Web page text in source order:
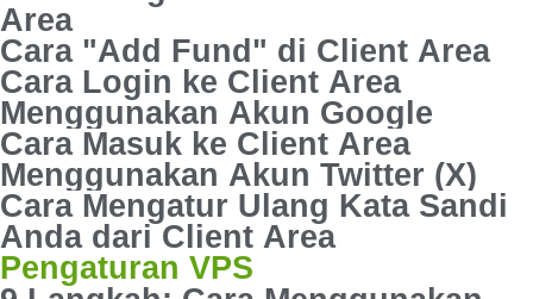
Area
Cara "Add Fund" di Client Area
Cara Login ke Client Area
Menggunakan Akun Google
Cara Masuk ke Client Area
Menggunakan Akun Twitter (X)
Cara Mengatur Ulang Kata Sandi
Anda dari Client Area
Pengaturan VPS